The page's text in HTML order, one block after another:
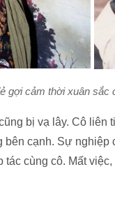
gợi cảm thời xuân sắc
bị vạ lây. Cô
cạnh. Sự nghiệp
cùng cô. Mất